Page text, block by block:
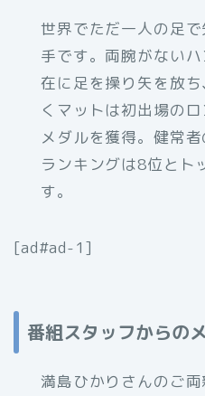
世界でただ一人の足
手です。両腕がない
在に足を操り矢を放
くマットは初出場の
メダルを獲得。健常
ランキングは8位とト
す。
[ad#ad-1]
番組スタッフからの
満島ひかりさんのご